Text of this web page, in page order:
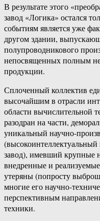
В результате этого
завод «Логика» остался
событиям является уже
другом здании,
полупроводникового
непосвященных полным
продукции.
Сплоченный коллектив
высочайшим в отрасли
области вычислительной
разодран на части,
уникальный научно-
завод), имевший крупные
внедренные и
утеряны (попросту
многие его научно-
перспективным
техники.